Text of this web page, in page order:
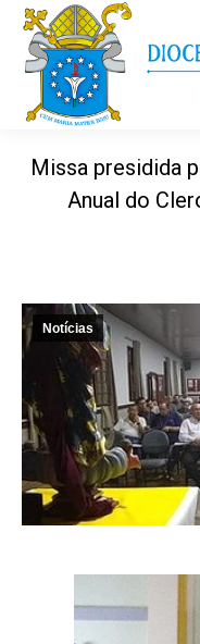
Missa presidida
Anual do
Notícias